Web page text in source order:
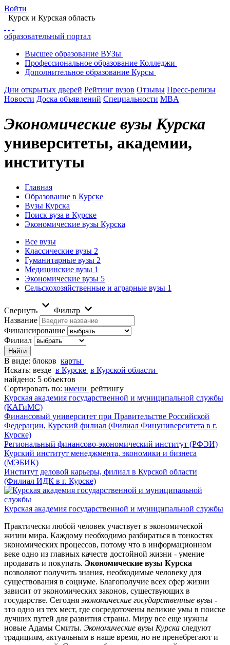
Войти
Курск и Курская область
образовательный портал
Высшее образование ВУЗы
Профессиональное образование Колледжи
Дополнительное образование Курсы
Дни открытых дверей Рейтинг вузов Отзывы Пресс-релизы
Новости Доска объявлений Специальности MBA
Экономические вузы Курска
университеты, академии,
институты
Главная
Образование в Курске
Вузы Курска
Поиск вуза в Курске
Экономические вузы Курска
Все вузы
Классические вузы 2
Гуманитарные вузы 2
Медицинские вузы 1
Экономические вузы 5
Сельскохозяйственные и аграрные вузы 1
Свернуть
Фильтр
Название
Финансирование
Филиал
В виде: блоков карты
Искать: везде в Курске в Курской области
найдено: 5 объектов
Сортировать по: имени рейтингу
Курская академия государственной и муниципальной службы
(КАГиМС)
Финансовый университет при Правительстве Российской
Федерации, Курский филиал (Филиал Финуниверситета в г.
Курске)
Региональный финансово-экономический институт (РФЭИ)
Курский институт менеджмента, экономики и бизнеса
(МЭБИК)
Институт деловой карьеры, филиал в Курской области
(Филиал ИДК в г. Курске)
Курская академия государственной и муниципальной службы
Практически любой человек участвует в экономической
жизни мира. Каждому необходимо разбираться в тонкостях
экономических процессов, потому что в информационном
веке одно из главных качеств достойной жизни - умение
продавать и покупать. Экономические вузы Курска
позволяют получить знания, необходимые человеку для
существования в социуме. Благополучие всех сфер жизни
зависит от экономических законов, существующих в
государстве. Сегодня экономические государственные вузы -
это одно из тех мест, где сосредоточены великие умы в поиске
лучших путей для развития страны. Миру все еще нужны
новые Адамы Смиты. Экономические вузы Курска следуют
традициям, актуальным в наше время, но не пренебрегают и